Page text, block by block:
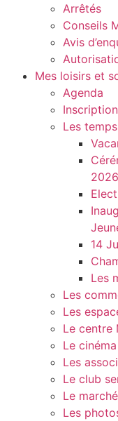
Arrêtés
Conseils
Avis
Mes loisirs et
Agenda
Les
2026
14
Les
Les
Les
Le centre
Le cinéma
Les
Le club
Le
Les